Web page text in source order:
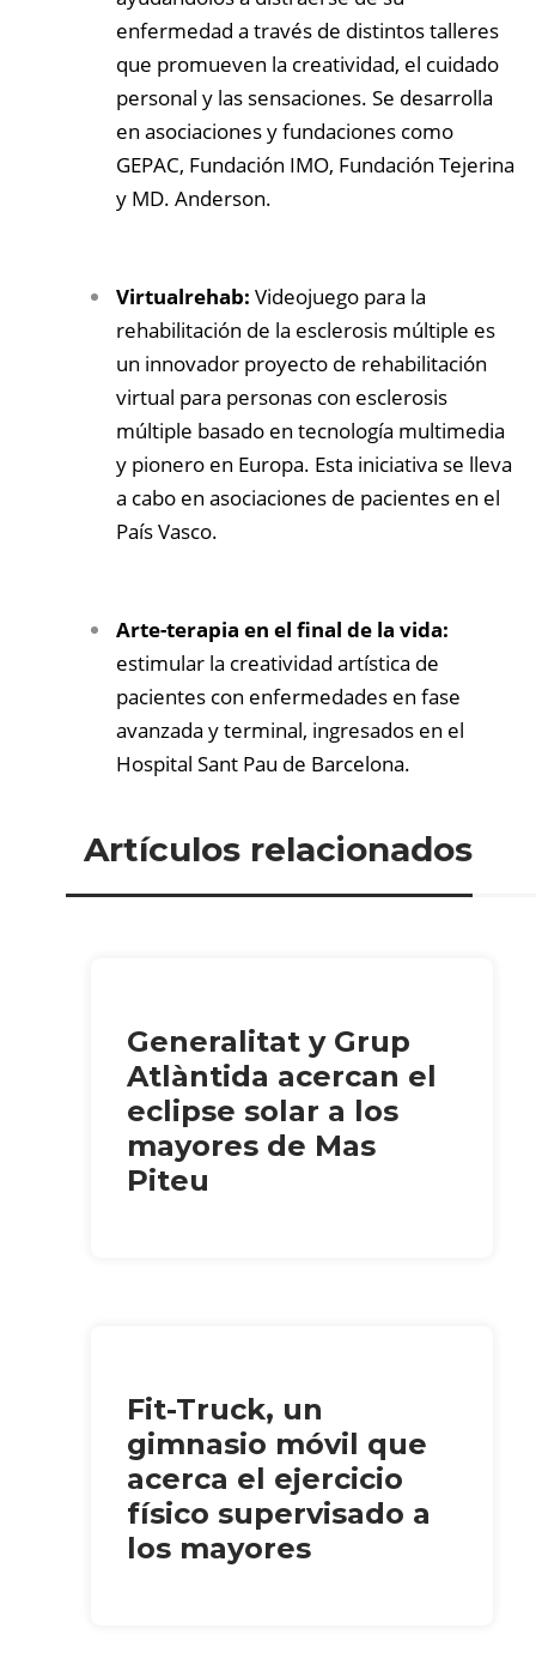
enfermedad a través de distintos talleres
que promueven la creatividad, el cuidado
personal y las sensaciones. Se desarrolla
en asociaciones y fundaciones como
GEPAC, Fundación IMO, Fundación Tejerina
y MD. Anderson.
Virtualrehab: Videojuego para la
rehabilitación de la esclerosis múltiple es
un innovador proyecto de rehabilitación
virtual para personas con esclerosis
múltiple basado en tecnología multimedia
y pionero en Europa. Esta iniciativa se lleva
a cabo en asociaciones de pacientes en el
País Vasco.
Arte-terapia en el final de la vida:
estimular la creatividad artística de
pacientes con enfermedades en fase
avanzada y terminal, ingresados en el
Hospital Sant Pau de Barcelona.
Artículos relacionados
Generalitat y Grup
Atlàntida acercan el
eclipse solar a los
mayores de Mas
Piteu
Fit-Truck, un
gimnasio móvil que
acerca el ejercicio
físico supervisado a
los mayores